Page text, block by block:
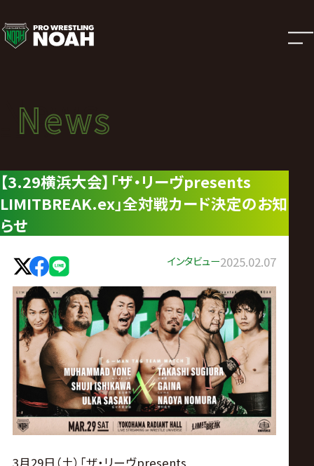
ニ
ュ
ー
ス
|
プ
ロ
レ
ス
リ
ン
グ・
News
ニュース
News
【3.29横浜大会】「ザ・リーヴpresents
LIMITBREAK.ex」全対戦カード決定のお知
らせ
インタビュー2025.02.07
3月29日（土）「ザ・リーヴpresents